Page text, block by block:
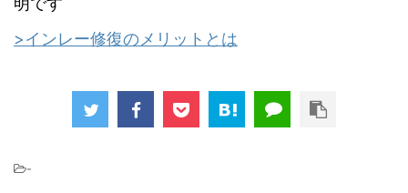
>インレー修復のメリットとは
-